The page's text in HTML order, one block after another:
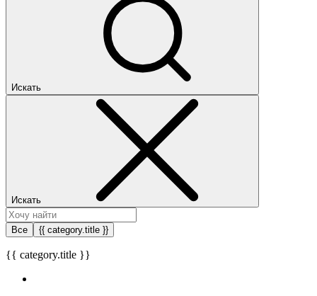
Искать
Искать
Все {{ category.title }}
{{ category.title }}